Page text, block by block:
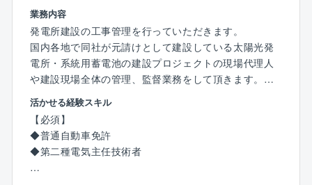
◎チームでの仕事の充実感
設計、工事管理、保全といった業務は、他の技術者や
現場スタッフとの連携が不可欠です。チームで協力し
ながら目標を達成することで、仕事の充実感を得るこ
とができます。
また、現場でのコミュニケーションを通じて、多くの
人と関わりながら成長できる環境があります。
ることを目指しており、すべてのステークホルダーの
皆さまにとって価値ある企業になるよう事業を展開し
ています。
【働き方】
■残業月30～40時間程度です。
■顧客先への直行直帰可能です。
■納品先の稼働状況によって休日出勤可能性があります
が、振休・代休の取得が必須となります。
■17時以降のお問い合わせはコールセンターにて一次対
応するため緊急対応は少なく、目安として拠点単位で
業務内容
発電所建設の工事管理を行っていただきます。
国内各地で同社が元請けとして建設している太陽光発
電所・系統用蓄電池の建設プロジェクトの現場代理人
や建設現場全体の管理、監督業務をして頂きます。
※本求人は有資格者求人となります。
【具体的には】
◆建設スケジュールの作成とレビュー
◆システム設計・工事・外部建設業者・サプライチェ
ーン・プロジェクトマネジメント
活かせる経験スキル
【必須】
◆普通自動車免許
◆第二種電気主任技術者